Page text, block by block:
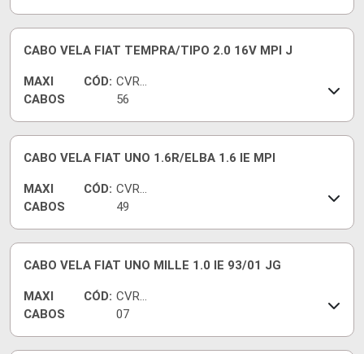
CABO VELA FIAT TEMPRA/TIPO 2.0 16V MPI J
MAXI
CABOS
CÓD: CVRT
56
CABO VELA FIAT UNO 1.6R/ELBA 1.6 IE MPI
MAXI
CABOS
CÓD: CVRT
49
CABO VELA FIAT UNO MILLE 1.0 IE 93/01 JG
MAXI
CABOS
CÓD: CVRT
07